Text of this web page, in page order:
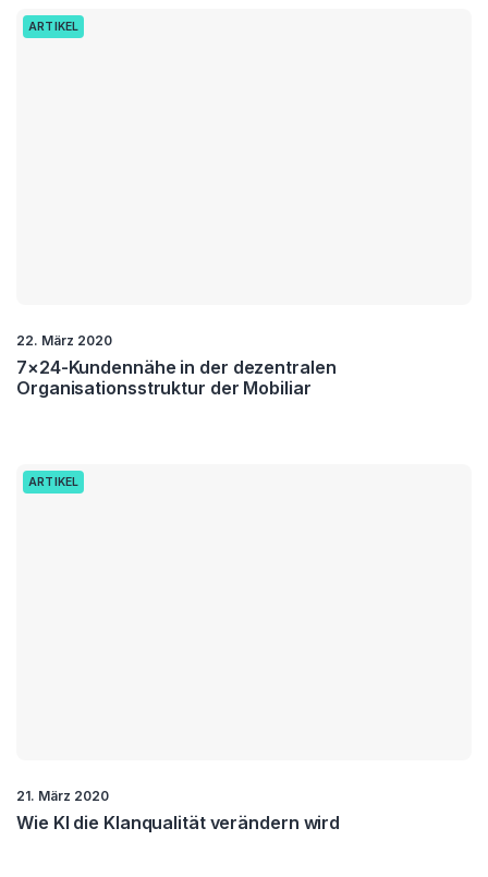
ARTIKEL
22. März 2020
7×24-Kundennähe in der dezentralen
Organisationsstruktur der Mobiliar
ARTIKEL
21. März 2020
Wie KI die Klanqualität verändern wird